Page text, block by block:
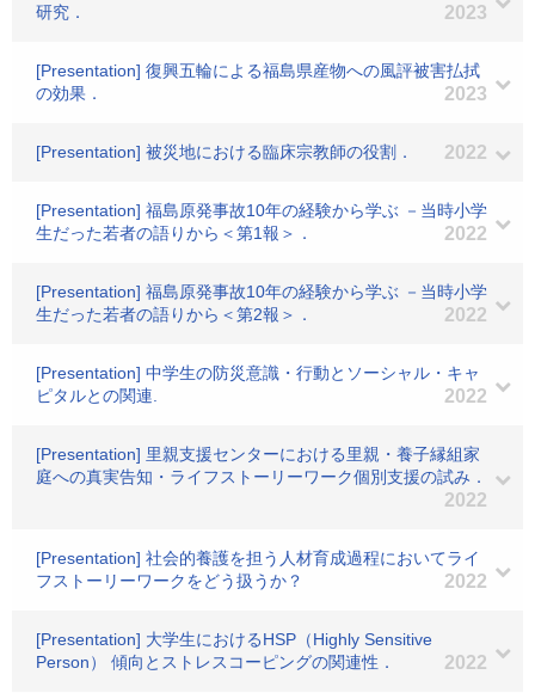
研究．
2023
[Presentation] 復興五輪による福島県産物への風評被害払拭
の効果．
2023
[Presentation] 被災地における臨床宗教師の役割． 2022
[Presentation] 福島原発事故10年の経験から学ぶ －当時小学
生だった若者の語りから＜第1報＞．
2022
[Presentation] 福島原発事故10年の経験から学ぶ －当時小学
生だった若者の語りから＜第2報＞．
2022
[Presentation] 中学生の防災意識・行動とソーシャル・キャ
ピタルとの関連.
2022
[Presentation] 里親支援センターにおける里親・養子縁組家
庭への真実告知・ライフストーリーワーク個別支援の試み．
2022
[Presentation] 社会的養護を担う人材育成過程においてライ
フストーリーワークをどう扱うか？
2022
[Presentation] 大学生におけるHSP（Highly Sensitive
Person） 傾向とストレスコーピングの関連性．
2022